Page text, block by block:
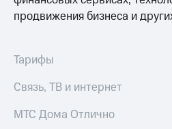
Финансовая
Новости
в
регионе
продвижения бизнеса и
Тарифы
Связь, ТВ и интернет
МТС Дома Отлично